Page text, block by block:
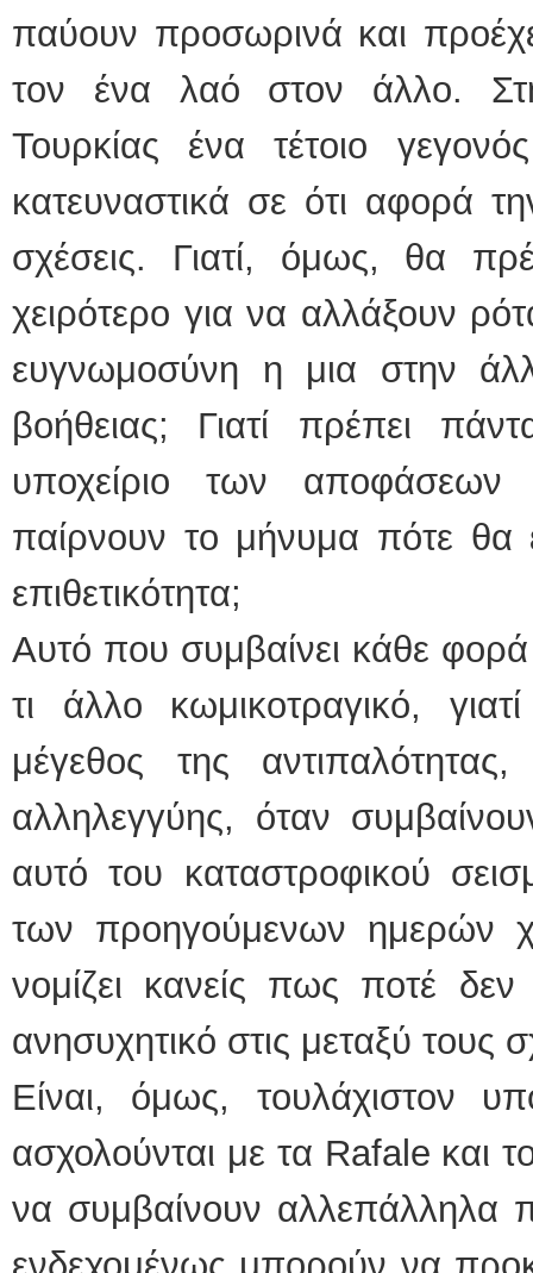
παύουν προσωρινά και
τον ένα λαό στον άλλο.
Τουρκίας ένα τέτοιο
κατευναστικά σε ότι αφορά
σχέσεις. Γιατί, όμως, θα
χειρότερο για να αλλάξουν
ευγνωμοσύνη η μια στην
βοήθειας; Γιατί πρέπει
υποχείριο των
παίρνουν το μήνυμα πότε θα
επιθετικότητα;
Αυτό που συμβαίνει κάθε φορά
τι άλλο κωμικοτραγικό,
μέγεθος της
αλληλεγγύης, όταν
αυτό του καταστροφικού
των προηγούμενων ημερών
νομίζει κανείς πως ποτέ δεν
ανησυχητικό στις μεταξύ τους
Είναι, όμως, τουλάχιστον
ασχολούνται με τα Rafale και
να συμβαίνουν αλλεπάλληλα